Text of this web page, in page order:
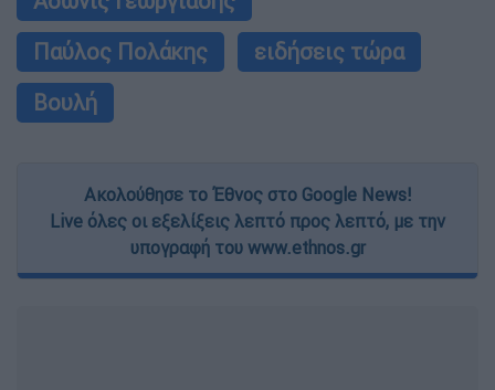
Παύλος Πολάκης
ειδήσεις τώρα
Βουλή
Ακολούθησε το Έθνος στο Google News!
Live όλες οι εξελίξεις λεπτό προς λεπτό, με την
υπογραφή του www.ethnos.gr